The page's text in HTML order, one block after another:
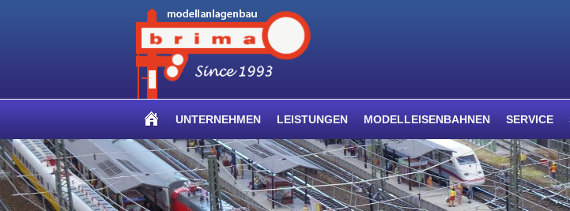
UNTERNEHMEN LEISTUNGEN MODELLEISENBAHNEN SERVICE